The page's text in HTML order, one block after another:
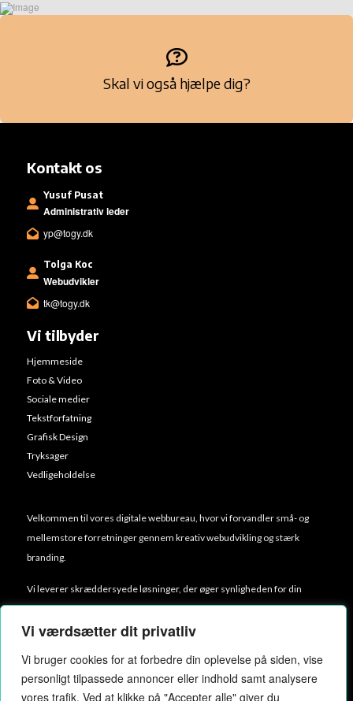
Vi værdsætter dit privatliv
Vi bruger cookies for at forbedre din oplevelse på siden, vise
personligt tilpassede annoncer eller indhold samt analysere
vores trafik. Ved at klikke på "Accepter alle" giver du
Skal vi også hjælpe dig?
Kontakt os
Yusuf Pusat
Administrativ leder
yp@togy.dk
Tolga Koc
Webudvikler
tk@togy.dk
Vi tilbyder
Hjemmeside
Foto & Video
Sociale medier
Tekstforfatning
Grafisk Design
Tryksager
Vedligeholdelse
Velkommen til vores digitale webbureau, hvor vi forvandler små- og
mellemstore forretninger gennem kreativ webudvikling og stærk
branding.
Vi leverer skræddersyede løsninger, der øger synligheden for din
virksomhed ved at kombinere hjemmesidedesign, video og billeder,
digital annoncering samt trykmaterialer.
Vi stræber efter at skabe en unik oplevelse, der fanger dine potentielle
kunders interesse og fremhæver din virksomheds styrker.